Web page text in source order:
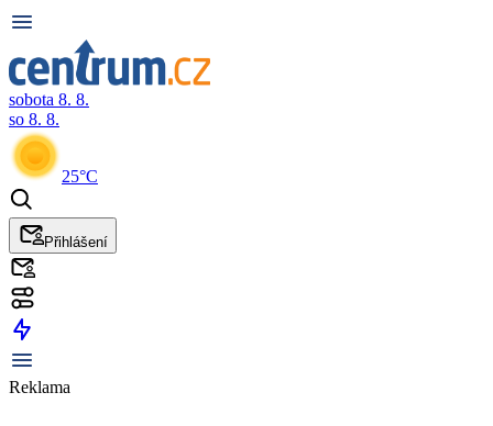
sobota 8. 8.
so 8. 8.
25°C
Přihlášení
Reklama